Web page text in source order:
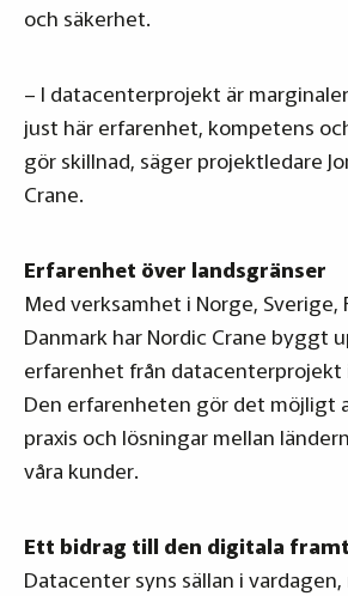
och säkerhet.
– I datacenterprojekt är
just här erfarenhet, kompetens
gör skillnad, säger projektledare
Crane.
Erfarenhet över landsgränser
Med verksamhet i Norge, Sverige,
Danmark har Nordic Crane byggt
erfarenhet från datacenterprojekt
Den erfarenheten gör det möjligt
praxis och lösningar mellan
våra kunder.
Ett bidrag till den digitala
Datacenter syns sällan i